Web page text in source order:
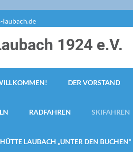
laubach.de
1924 e.V.
DER VORSTAND
RADFAHREN SKIFAHREN
LAUBACH „UNTER DEN BUCHEN“